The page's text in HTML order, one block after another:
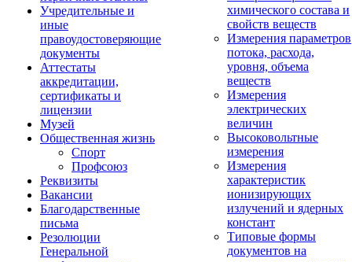
Учредительные и
иные
правоудостоверяющие
документы
Аттестаты
аккредитации,
сертификаты и
лицензии
Музей
Общественная жизнь
Спорт
Профсоюз
Реквизиты
Вакансии
Благодарственные
письма
Резолюции
Генеральной
химического состава и
свойств веществ
Измерения параметров
потока, расхода,
уровня, объема
веществ
Измерения
электрических
величин
Высоковольтные
измерения
Измерения
характеристик
ионизирующих
излучений и ядерных
констант
Типовые формы
документов на